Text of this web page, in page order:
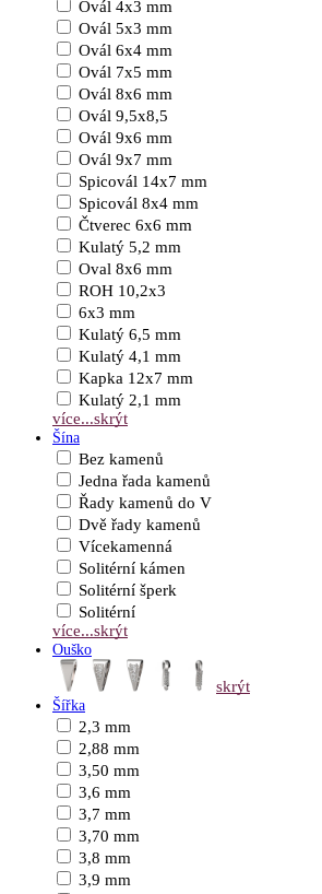
Ovál 4x3 mm
Ovál 5x3 mm
Ovál 6x4 mm
Ovál 7x5 mm
Ovál 8x6 mm
Ovál 9,5x8,5
Ovál 9x6 mm
Ovál 9x7 mm
Spicovál 14x7 mm
Spicovál 8x4 mm
Čtverec 6x6 mm
Kulatý 5,2 mm
Oval 8x6 mm
ROH 10,2x3
6x3 mm
Kulatý 6,5 mm
Kulatý 4,1 mm
Kapka 12x7 mm
Kulatý 2,1 mm
více...skrýt
Šína
Bez kamenů
Jedna řada kamenů
Řady kamenů do V
Dvě řady kamenů
Vícekamenná
Solitérní kámen
Solitérní šperk
Solitérní
více...skrýt
Ouško
skrýt
Šířka
2,3 mm
2,88 mm
3,50 mm
3,6 mm
3,7 mm
3,70 mm
3,8 mm
3,9 mm